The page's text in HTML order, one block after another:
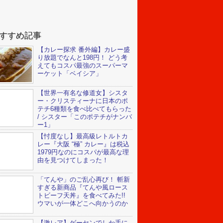
すめ記事
【カレー探求 番外編】カレー盛
り放題でなんと198円！ どう考
えてもコスパ最強のスーパーマ
ーケット「ベイシア」
【世界一有名な修道女】シスタ
ー・クリスティーナに日本のポ
テチ6種類を食べ比べてもらった
/ シスター「このポテチがナンバ
ー1」
【忖度なし】最高級レトルトカ
レー『大阪 “極” カレー』は税込
1979円なのにコスパが最高な理
由を見つけてしまった！
「てんや」のご乱心再び！ 斬新
すぎる新商品『てんや風ロース
トビーフ天丼』を食べてみた!!
ウマいが一体どこへ向かうのか